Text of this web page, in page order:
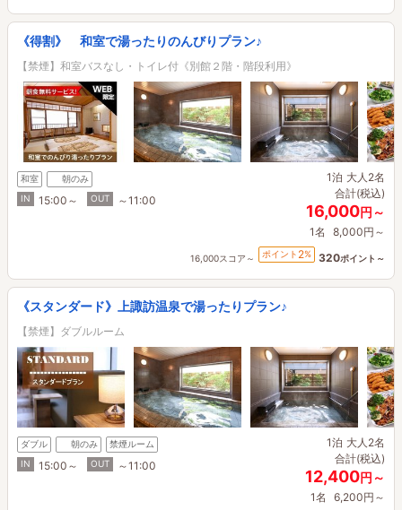
《得割》 和室で湯ったりのんびりプラン♪
【禁煙】和室バスなし・トイレ付《別館２階・階段利用》
和室
朝のみ
IN
15:00～ OUT ～11:00
1泊 大人2名
合計(税込)
16,000円～
1名 8,000円～
16,000スコア～ ポイント 2% 320ポイント～
《スタンダード》上諏訪温泉で湯ったりプラン♪
【禁煙】ダブルルーム
ダブル 朝のみ
禁煙ルーム
IN
15:00～ OUT ～11:00
1泊 大人2名
合計(税込)
12,400円～
1名 6,200円～